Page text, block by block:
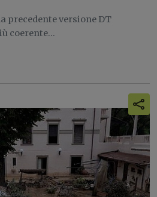
precedente versione DT
coerente...